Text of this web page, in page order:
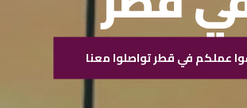
عملكم في قطر تواصلوا معنا